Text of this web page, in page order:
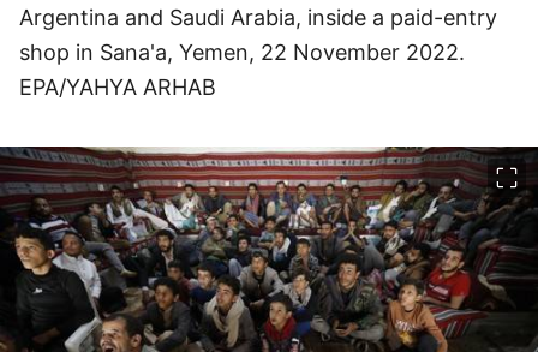
Argentina and Saudi Arabia, inside a paid-entry
shop in Sana'a, Yemen, 22 November 2022.
EPA/YAHYA ARHAB